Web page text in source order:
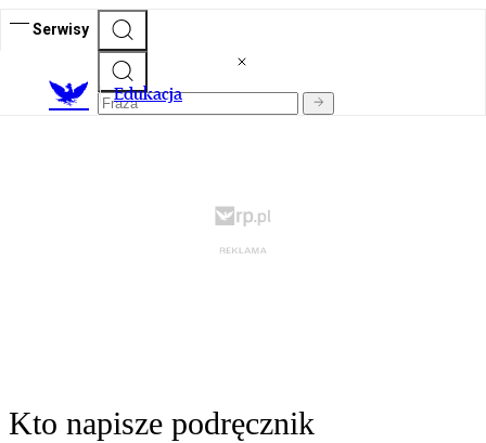
Serwisy
Edukacja
Kto napisze podręcznik